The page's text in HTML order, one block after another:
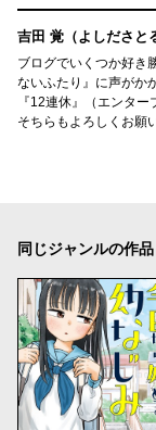
吉田 覚（よしださと
ブログでいくつか好き
ないふたり』に声がか
『12連休』（エンタ
そちらもよろしくお願
同じジャンルの作品